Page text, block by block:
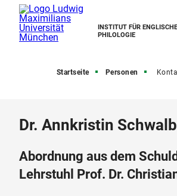
INSTITUT FÜR ENGLISCHE
PHILOLOGIE
Startseite Personen
Dr. Annkristin Schwalb
Abordnung aus dem
Lehrstuhl Prof. Dr.